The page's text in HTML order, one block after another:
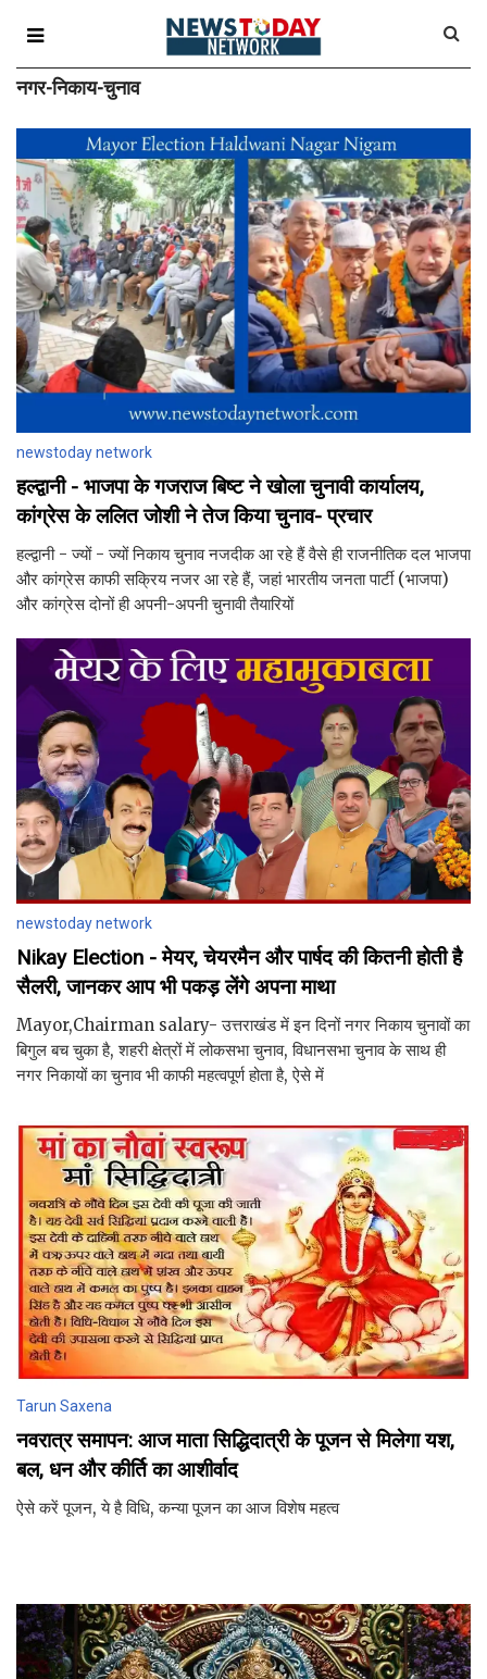
नगर-निकाय-चुनाव
newstoday network
हल्द्वानी - भाजपा के गजराज बिष्ट ने खोला चुनावी कार्यालय,
कांग्रेस के ललित जोशी ने तेज किया चुनाव- प्रचार
हल्द्वानी - ज्यों - ज्यों निकाय चुनाव नजदीक आ रहे हैं वैसे ही राजनीतिक दल भाजपा
और कांग्रेस काफी सक्रिय नजर आ रहे हैं, जहां भारतीय जनता पार्टी (भाजपा)
और कांग्रेस दोनों ही अपनी-अपनी चुनावी तैयारियों
newstoday network
Nikay Election - मेयर, चेयरमैन और पार्षद की कितनी होती है
सैलरी, जानकर आप भी पकड़ लेंगे अपना माथा
Mayor,Chairman salary- उत्तराखंड में इन दिनों नगर निकाय चुनावों का
बिगुल बच चुका है, शहरी क्षेत्रों में लोकसभा चुनाव, विधानसभा चुनाव के साथ ही
नगर निकायों का चुनाव भी काफी महत्वपूर्ण होता है, ऐसे में
Tarun Saxena
नवरात्र समापन: आज माता सिद्धिदात्री के पूजन से मिलेगा यश,
बल, धन और कीर्ति का आशीर्वाद
ऐसे करें पूजन, ये है विधि, कन्‍या पूजन का आज विशेष महत्‍व